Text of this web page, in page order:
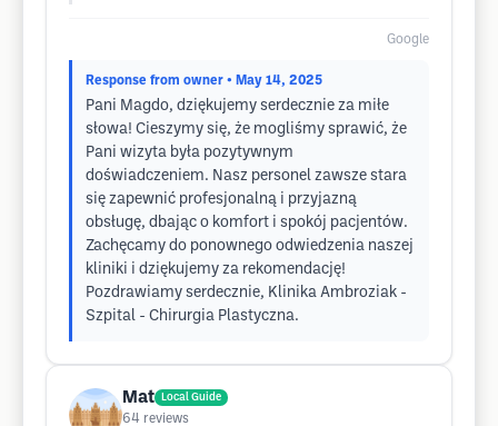
Google
Response from owner • May 14, 2025
Pani Magdo, dziękujemy serdecznie za miłe
słowa! Cieszymy się, że mogliśmy sprawić, że
Pani wizyta była pozytywnym
doświadczeniem. Nasz personel zawsze stara
się zapewnić profesjonalną i przyjazną
obsługę, dbając o komfort i spokój pacjentów.
Zachęcamy do ponownego odwiedzenia naszej
kliniki i dziękujemy za rekomendację!
Pozdrawiamy serdecznie, Klinika Ambroziak -
Szpital - Chirurgia Plastyczna.
Mat Local Guide
64 reviews